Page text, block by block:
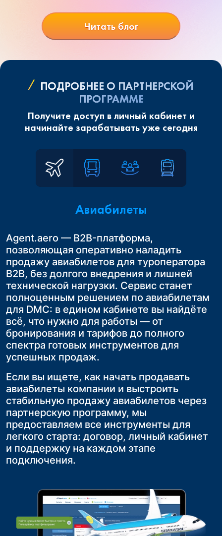
Узбекистан.
Читать блог
ПОДРОБНЕЕ О ПАРТНЕРСКОЙ
ПРОГРАММЕ
Получите доступ в личный кабинет и
начинайте зарабатывать уже сегодня
Авиабилеты
Agent.aero — B2B-платформа,
позволяющая оперативно наладить
продажу авиабилетов для туроператора
B2B, без долгого внедрения и лишней
технической нагрузки. Сервис станет
полноценным решением по авиабилетам
для DMC: в едином кабинете вы найдёте
всё, что нужно для работы — от
бронирования и тарифов до полного
спектра готовых инструментов для
успешных продаж.
Если вы ищете, как начать продавать
авиабилеты компании и выстроить
стабильную продажу авиабилетов через
партнерскую программу, мы
предоставляем все инструменты для
легкого старта: договор, личный кабинет
и поддержку на каждом этапе
подключения.
Сотрудничая с Agent.aero в России, Вы
получаете возможность предложить
своим клиентам удобные трансферы до
конечного пункта назначения
Организованный переезд из аэропорта
до курорта или отеля на
комфортабельном автобусе делает
путешествие Ваших клиентов
максимально удобным и приятным
Это не только повышает
удовлетворённость услугой, но и
укрепляет лояльность, увеличивая шансы
на повторные обращения и продажи
Это удобное и выгодное решение для
турагентств в России, которые
занимаются организацией авторских
туров или групповых поездок. Такой
формат путешествий позволяет
объединить всех участников группы в
один рейс, что значительно упрощает
логистику и делает путешествие более
комфортным для клиентов
групповых авиаперевозок является
фиксированная стоимость билетов и
исключение риска нехватки мест на
рейсе
Расширьте возможности вашего бизнеса.
Начните продавать ж/д билеты по России,
Казахстану и Узбекистану.
Это простой и эффективный способ
предложить клиентам новые услуги без
лишних затрат. Бронируйте билеты через
личный кабинет Agent.aero или установив
виджет на свой сайт.
Главный плюс — вы сможете
комбинировать маршруты «Самолёт +
Поезд». Это идеальное решение для
лояльность и вашу
конкурентоспособность на рынке.